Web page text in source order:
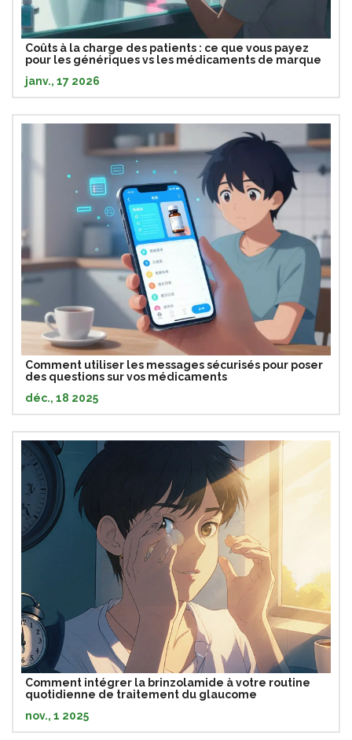
Coûts à la charge des patients : ce que vous payez
pour les génériques vs les médicaments de marque
janv., 17 2026
Comment utiliser les messages sécurisés pour poser
des questions sur vos médicaments
déc., 18 2025
Comment intégrer la brinzolamide à votre routine
quotidienne de traitement du glaucome
nov., 1 2025